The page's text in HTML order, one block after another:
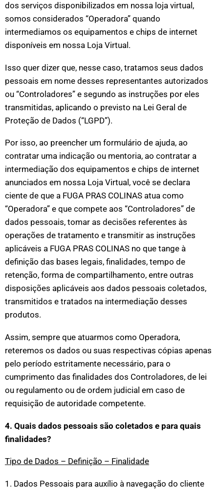
dos serviços disponibilizados em nossa loja virtual,
somos considerados “Operadora” quando
intermediamos os equipamentos e chips de internet
disponíveis em nossa Loja Virtual.
Isso quer dizer que, nesse caso, tratamos seus dados
pessoais em nome desses representantes autorizados
ou “Controladores” e segundo as instruções por eles
transmitidas, aplicando o previsto na Lei Geral de
Proteção de Dados (“LGPD”).
Por isso, ao preencher um formulário de ajuda, ao
contratar uma indicação ou mentoria, ao contratar a
intermediação dos equipamentos e chips de internet
anunciados em nossa Loja Virtual, você se declara
ciente de que a FUGA PRAS COLINAS atua como
“Operadora” e que compete aos “Controladores” de
dados pessoais, tomar as decisões referentes às
operações de tratamento e transmitir as instruções
aplicáveis a FUGA PRAS COLINAS no que tange à
definição das bases legais, finalidades, tempo de
retenção, forma de compartilhamento, entre outras
disposições aplicáveis aos dados pessoais coletados,
transmitidos e tratados na intermediação desses
produtos.
Assim, sempre que atuarmos como Operadora,
reteremos os dados ou suas respectivas cópias apenas
pelo período estritamente necessário, para o
cumprimento das finalidades dos Controladores, de lei
ou regulamento ou de ordem judicial em caso de
requisição de autoridade competente.
4. Quais dados pessoais são coletados e para quais
finalidades?
Tipo de Dados – Definição – Finalidade
1. Dados Pessoais para auxílio à navegação do cliente